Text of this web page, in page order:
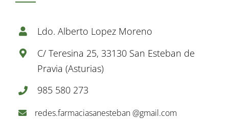
Ldo. Alberto Lopez Moreno
C/ Teresina 25, 33130 San Esteban de
Pravia (Asturias)
985 580 273
redes.farmaciasanesteban @gmail.com